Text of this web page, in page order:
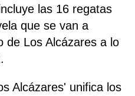
las 16 regatas
que se van a
de Los Alcázares a lo
Alcázares' unifica los